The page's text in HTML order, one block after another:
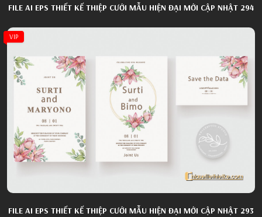
FILE AI EPS THIẾT KẾ THIỆP CƯỚI MẪU HIỆN ĐẠI MỚI CẬP NHẬT 294
VIP
FILE AI EPS THIẾT KẾ THIỆP CƯỚI MẪU HIỆN ĐẠI MỚI CẬP NHẬT 293